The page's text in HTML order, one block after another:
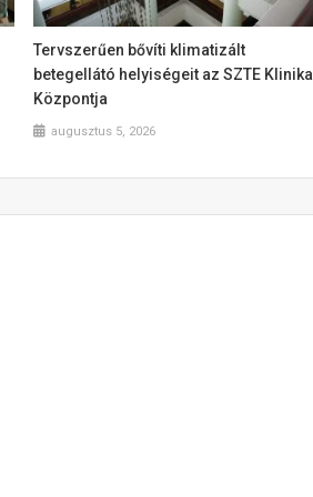
Tervszerűen bővíti klimatizált
betegellátó helyiségeit az SZTE
Központja
augusztus 5, 2026